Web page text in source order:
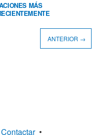
MÁS
ANTERIOR →
Contactar •